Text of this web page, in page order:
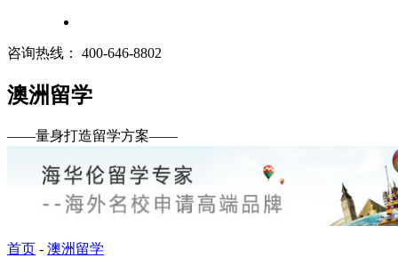
咨询热线： 400-646-8802
澳洲留学
——量身打造留学方案——
首页 - 澳洲留学